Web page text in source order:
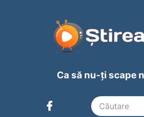
Ca să nu-ți scape